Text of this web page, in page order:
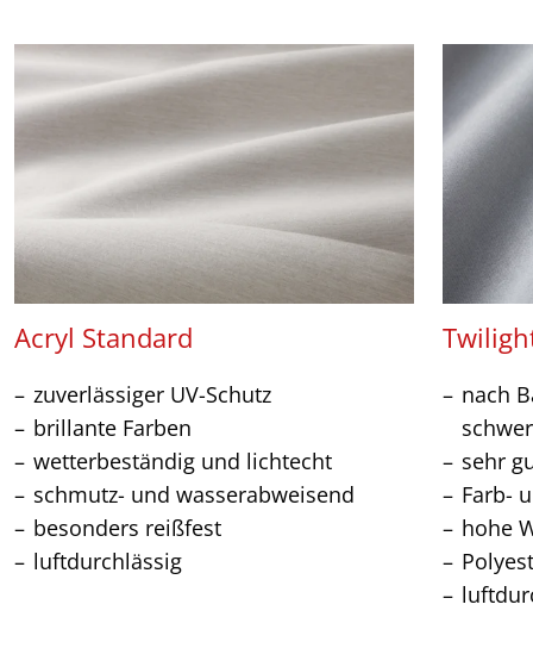
Acryl Standard
zuverlässiger UV-Schutz
brillante Farben
wetterbeständig und lichtecht
schmutz- und wasserabweisend
besonders reißfest
luftdurchlässig
nach
sehr
Farb-
hohe